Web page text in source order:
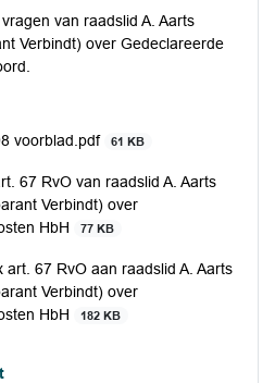
van raadslid A. Aarts
Verbindt) over Gedeclareerde
voorblad.pdf
61 KB
67 RvO van raadslid A. Aarts
Verbindt) over
HbH
77 KB
art. 67 RvO aan raadslid A. Aarts
Verbindt) over
HbH
182 KB